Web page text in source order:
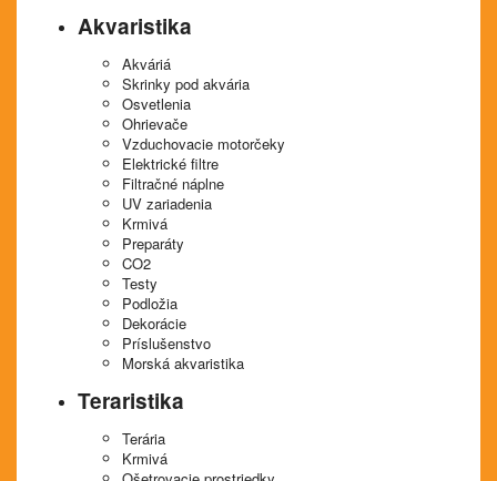
Akvaristika
Akváriá
Skrinky pod akvária
Osvetlenia
Ohrievače
Vzduchovacie motorčeky
Elektrické filtre
Filtračné náplne
UV zariadenia
Krmivá
Preparáty
CO2
Testy
Podložia
Dekorácie
Príslušenstvo
Morská akvaristika
Teraristika
Terária
Krmivá